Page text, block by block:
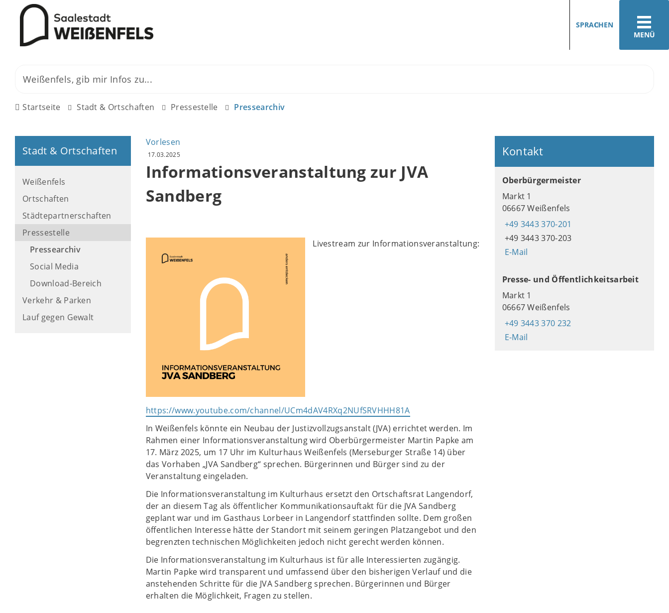
MENÜ
SPRACHEN
Startseite Stadt & Ortschaften Pressestelle Pressearchiv
Stadt & Ortschaften
Weißenfels
Ortschaften
Städtepartnerschaften
Pressestelle
Pressearchiv
Social Media
Download-Bereich
Verkehr & Parken
Lauf gegen Gewalt
Vorlesen
17.03.2025
Informationsveranstaltung zur JVA
Sandberg
Livestream zur Informationsveranstaltung:
https://www.youtube.com/channel/UCm4dAV4RXq2NUfSRVHHH81A
In Weißenfels könnte ein Neubau der Justizvollzugsanstalt (JVA) errichtet werden. Im
Rahmen einer Informationsveranstaltung wird Oberbürgermeister Martin Papke am
17. März 2025, um 17 Uhr im Kulturhaus Weißenfels (Merseburger Straße 14) über
das Vorhaben „JVA Sandberg“ sprechen. Bürgerinnen und Bürger sind zu der
Veranstaltung eingeladen.
Die Informationsveranstaltung im Kulturhaus ersetzt den Ortschaftsrat Langendorf,
der an diesem Tag als öffentlicher Kommunikationsauftakt für die JVA Sandberg
geplant war und im Gasthaus Lorbeer in Langendorf stattfinden sollte. Dem großen
öffentlichen Interesse hätte der Standort mit seinem geringen Platzangebot und den
begrenzten technischen Möglichkeiten jedoch nicht gerecht werden können.
Die Informationsveranstaltung im Kulturhaus ist für alle Interessierten zugängig.
Martin Papke wird transparent und umfassend über den bisherigen Verlauf und die
anstehenden Schritte für die JVA Sandberg sprechen. Bürgerinnen und Bürger
erhalten die Möglichkeit, Fragen zu stellen.
Kontakt
Oberbürgermeister
Markt 1
06667 Weißenfels
+49 3443 370-201
+49 3443 370-203
E-Mail
Presse- und Öffentlichkeitsarbeit
Markt 1
06667 Weißenfels
+49 3443 370 232
E-Mail